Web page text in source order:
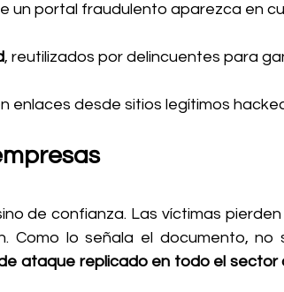
un portal fraudulento aparezca en
, reutilizados por delincuentes para
enlaces desde sitios legítimos
de confianza. Las víctimas pierden
Como lo señala el documento, no
ataque replicado en todo el sector